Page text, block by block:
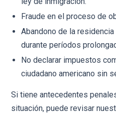
Fraude en el proceso de
Abandono de la
durante períodos
No declarar impuestos
ciudadano americano sin
Si tiene antecedentes
situación, puede revisar